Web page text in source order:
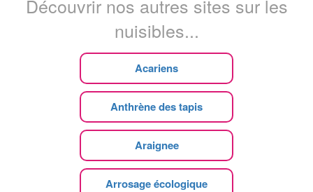
Découvrir nos autres sites sur les
nuisibles...
Acariens
Anthrène des tapis
Araignee
Arrosage écologique